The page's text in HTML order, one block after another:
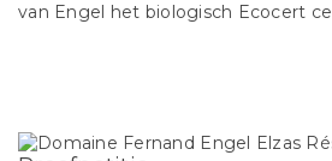
van Engel het biologisch Ecocert